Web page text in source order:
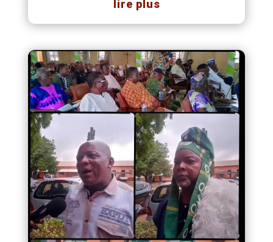
lire plus